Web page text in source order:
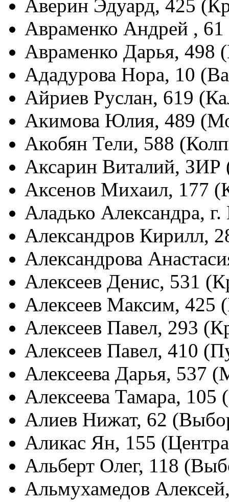
Аверин Эдуард, 425
Авраменко Андрей ,
Авраменко Дарья, 498
Ададурова Нора, 10
Айриев Руслан, 619
Акимова Юлия, 489
Акобян Тели, 588
Аксарин Виталий, ЗИР
Аксенов Михаил, 177
Аладько Александра,
Александров Кирилл,
Александрова
Алексеев Денис, 531
Алексеев Максим, 425
Алексеев Павел, 293
Алексеев Павел, 410
Алексеева Дарья, 537
Алексеева Тамара,
Алиев Нижат, 62
Аликас Ян, 155
Альберт Олег, 118
Альмухамедов